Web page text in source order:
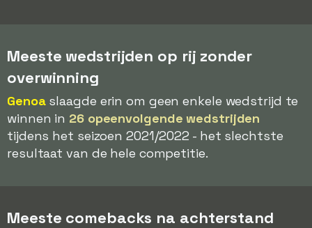
Meeste wedstrijden op rij zonder
overwinning
Genoaslaagde erin om geen enkele wedstrijd te
winnen in 26 opeenvolgende wedstrijden
tijdens het seizoen 2021/2022 - het slechtste
resultaat van de hele competitie.
Meeste comebacks na achterstand